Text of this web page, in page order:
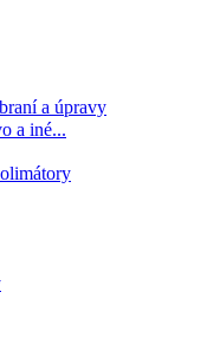
a úpravy
a iné...